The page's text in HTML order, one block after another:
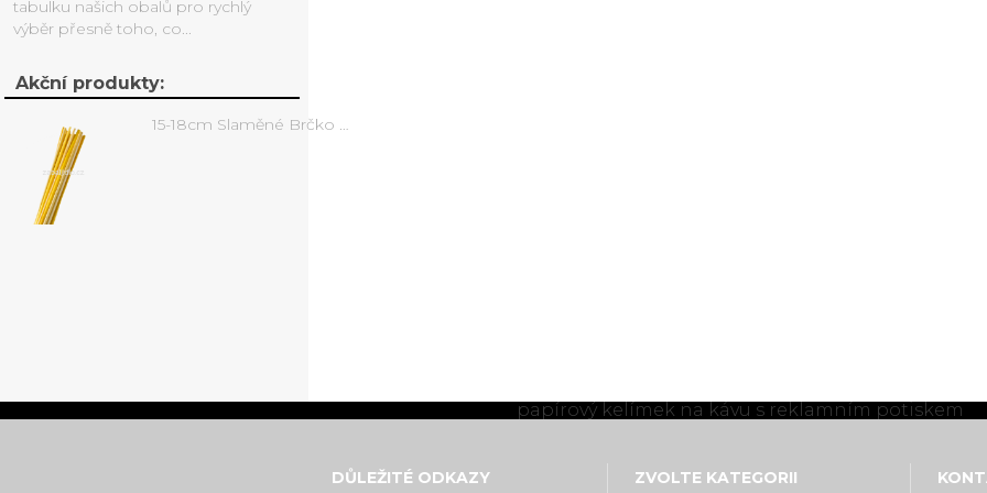
tabulku našich obalů pro rychlý
výběr přesně toho, co...
Akční produkty:
15-18cm Slaměné Brčko na pití - prodej po kusech
papírový kelímek na kávu s reklamním potiskem
DŮLEŽITÉ ODKAZY ZVOLTE KATEGORII